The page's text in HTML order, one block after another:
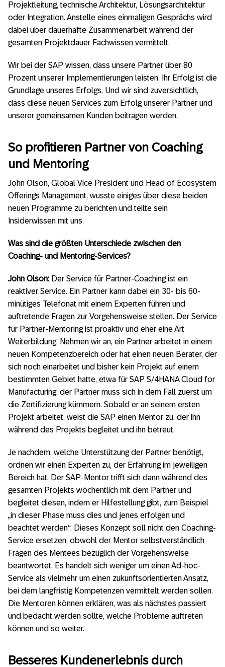
Projektleitung, technische Architektur, Lösungsarchitektur
oder Integration. Anstelle eines einmaligen Gesprächs wird
dabei über dauerhafte Zusammenarbeit während der
gesamten Projektdauer Fachwissen vermittelt.
Wir bei der SAP wissen, dass unsere Partner über 80
Prozent unserer Implementierungen leisten. Ihr Erfolg ist die
Grundlage unseres Erfolgs. Und wir sind zuversichtlich,
dass diese neuen Services zum Erfolg unserer Partner und
unserer gemeinsamen Kunden beitragen werden.
So profitieren Partner von Coaching
und Mentoring
John Olson, Global Vice President und Head of Ecosystem
Offerings Management, wusste einiges über diese beiden
neuen Programme zu berichten und teilte sein
Insiderwissen mit uns.
Was sind die größten Unterschiede zwischen den
Coaching- und Mentoring-Services?
John Olson: Der Service für Partner-Coaching ist ein
reaktiver Service. Ein Partner kann dabei ein 30- bis 60-
minütiges Telefonat mit einem Experten führen und
auftretende Fragen zur Vorgehensweise stellen. Der Service
für Partner-Mentoring ist proaktiv und eher eine Art
Weiterbildung. Nehmen wir an, ein Partner arbeitet in einem
neuen Kompetenzbereich oder hat einen neuen Berater, der
sich noch einarbeitet und bisher kein Projekt auf einem
bestimmten Gebiet hatte, etwa für SAP S/4HANA Cloud for
Manufacturing; der Partner muss sich in dem Fall zuerst um
die Zertifizierung kümmern. Sobald er an seinem ersten
Projekt arbeitet, weist die SAP einen Mentor zu, der ihn
während des Projekts begleitet und ihn betreut.
Je nachdem, welche Unterstützung der Partner benötigt,
ordnen wir einen Experten zu, der Erfahrung im jeweiligen
Bereich hat. Der SAP-Mentor trifft sich dann während des
gesamten Projekts wöchentlich mit dem Partner und
begleitet diesen, indem er Hilfestellung gibt, zum Beispiel
„in dieser Phase muss dies und jenes erfolgen und
beachtet werden“. Dieses Konzept soll nicht den Coaching-
Service ersetzen, obwohl der Mentor selbstverständlich
Fragen des Mentees bezüglich der Vorgehensweise
beantwortet. Es handelt sich weniger um einen Ad-hoc-
Service als vielmehr um einen zukunftsorientierten Ansatz,
bei dem langfristig Kompetenzen vermittelt werden sollen.
Die Mentoren können erklären, was als nächstes passiert
und bedacht werden sollte, welche Probleme auftreten
können und so weiter.
Besseres Kundenerlebnis durch